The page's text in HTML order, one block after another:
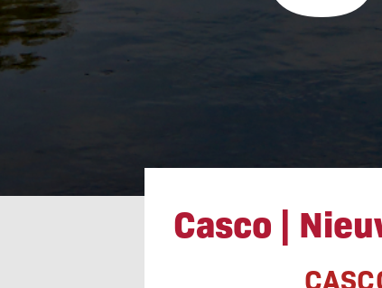
Casco |
Casco |